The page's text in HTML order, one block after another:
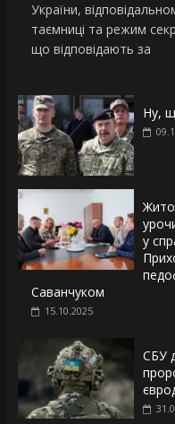
України,
таємниці та режим
що відповідають за
Ну,
у
Саванчуком
15.10.2025
СБУ